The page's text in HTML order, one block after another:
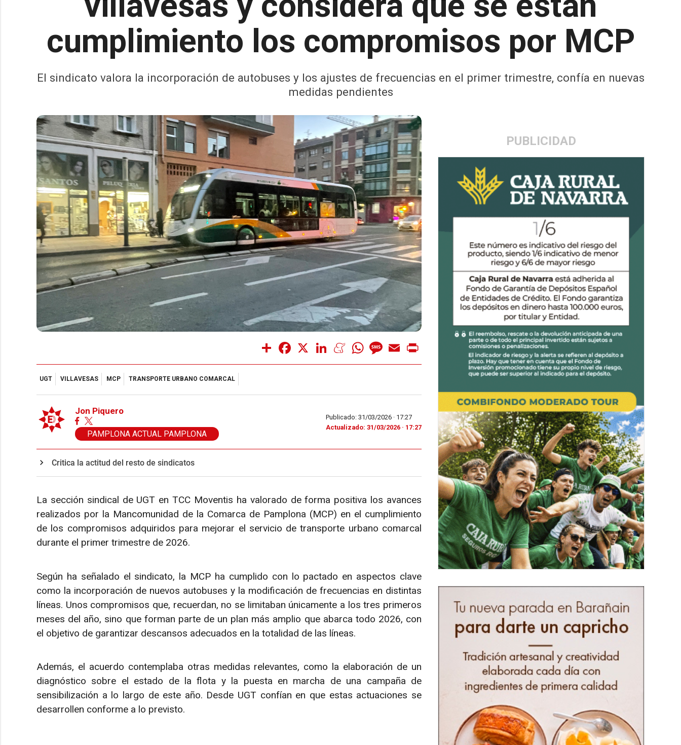
cumplimiento los compromisos por MCP
El sindicato valora la incorporación de autobuses y los ajustes de frecuencias en el primer trimestre, confía en nuevas
medidas pendientes
PUBLICIDAD
Share Facebook LinkedInMeneameWhatsAppMessage
Email
UGT VILLAVESAS MCP TRANSPORTE URBANO COMARCAL
Jon Piquero
PAMPLONA ACTUAL PAMPLONA
Publicado: 31/03/2026 · 17:27
Actualizado: 31/03/2026 · 17:27
Critica la actitud del resto de sindicatos
La sección sindical de UGT en TCC Moventis ha valorado de forma positiva los avances
realizados por la Mancomunidad de la Comarca de Pamplona (MCP) en el cumplimiento
de los compromisos adquiridos para mejorar el servicio de transporte urbano comarcal
durante el primer trimestre de 2026.
Según ha señalado el sindicato, la MCP ha cumplido con lo pactado en aspectos clave
como la incorporación de nuevos autobuses y la modificación de frecuencias en distintas
líneas. Unos compromisos que, recuerdan, no se limitaban únicamente a los tres primeros
meses del año, sino que forman parte de un plan más amplio que abarca todo 2026, con
el objetivo de garantizar descansos adecuados en la totalidad de las líneas.
Además, el acuerdo contemplaba otras medidas relevantes, como la elaboración de un
diagnóstico sobre el estado de la flota y la puesta en marcha de una campaña de
sensibilización a lo largo de este año. Desde UGT confían en que estas actuaciones se
desarrollen conforme a lo previsto.